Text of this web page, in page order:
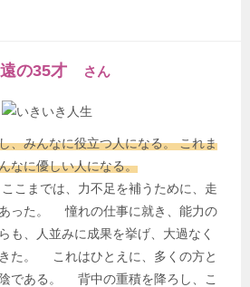
の35才 さん
、みんなに役立つ人になる。 これま
なに優しい人になる。
こまでは、力不足を補うために、走
った。 憧れの仕事に就き、能力の
も、人並みに成果を挙げ、大過なく
た。 これはひとえに、多くの方と
である。 背中の重積を降ろし、こ